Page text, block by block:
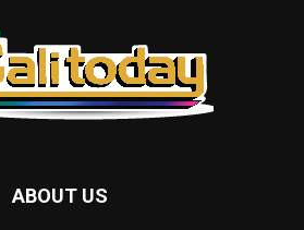
ABOUT US